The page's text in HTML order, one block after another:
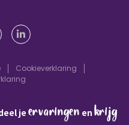
Cookieverklaring
je ervaringen en krijg